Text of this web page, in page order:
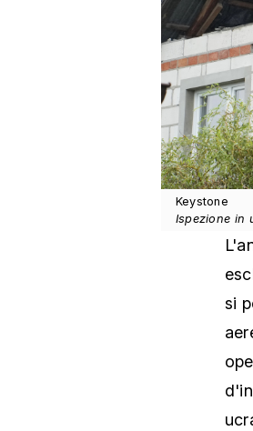
Keystone
Ispezione in
si